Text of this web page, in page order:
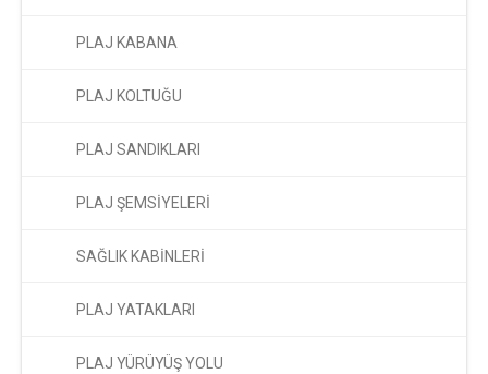
PLAJ KABANA
PLAJ KOLTUĞU
PLAJ SANDIKLARI
PLAJ ŞEMSİYELERİ
SAĞLIK KABİNLERİ
PLAJ YATAKLARI
PLAJ YÜRÜYÜŞ YOLU